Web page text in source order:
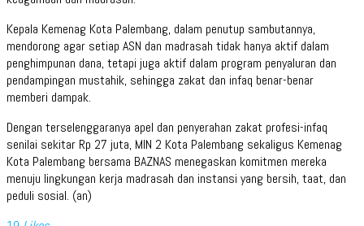
Kepala Kemenag Kota Palembang, dalam penutup sambutannya,
mendorong agar setiap ASN dan madrasah tidak hanya aktif dalam
penghimpunan dana, tetapi juga aktif dalam program penyaluran dan
pendampingan mustahik, sehingga zakat dan infaq benar-benar
memberi dampak.
Dengan terselenggaranya apel dan penyerahan zakat profesi-infaq
senilai sekitar Rp 27 juta, MIN 2 Kota Palembang sekaligus Kemenag
Kota Palembang bersama BAZNAS menegaskan komitmen mereka
menuju lingkungan kerja madrasah dan instansi yang bersih, taat, dan
peduli sosial. (an)